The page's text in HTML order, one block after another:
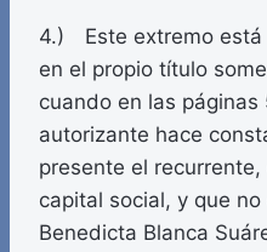
4.) Este extremo está
en el propio título
cuando en las
autorizante hace
presente el
capital social, y que
Benedicta Blanca